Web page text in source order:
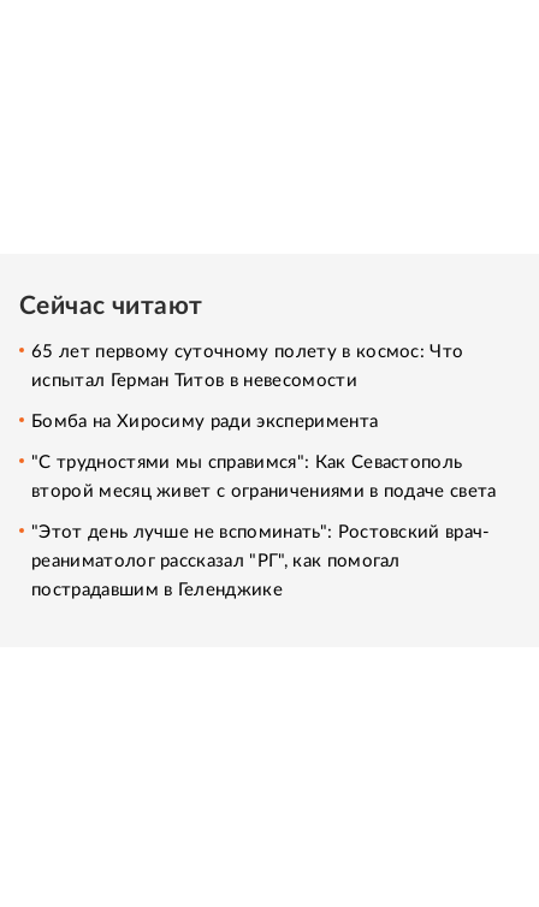
Сейчас читают
65 лет первому суточному полету в космос: Что
испытал Герман Титов в невесомости
Бомба на Хиросиму ради эксперимента
"С трудностями мы справимся": Как Севастополь
второй месяц живет с ограничениями в подаче света
"Этот день лучше не вспоминать": Ростовский врач-
реаниматолог рассказал "РГ", как помогал
пострадавшим в Геленджике